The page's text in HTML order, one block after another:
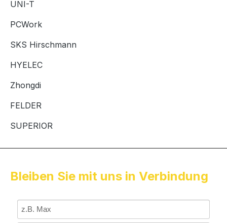
UNI-T
PCWork
SKS Hirschmann
HYELEC
Zhongdi
FELDER
SUPERIOR
Bleiben Sie mit uns in Verbindung